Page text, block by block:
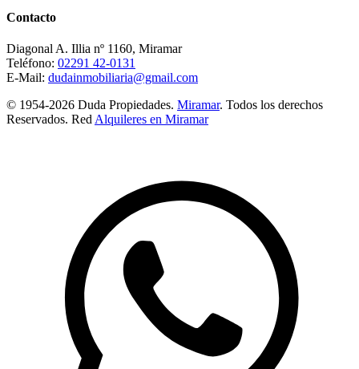
Contacto
Diagonal A. Illia nº 1160, Miramar
Teléfono: 02291 42-0131
E-Mail: dudainmobiliaria@gmail.com
© 1954-2026 Duda Propiedades. Miramar. Todos los derechos
Reservados. Red Alquileres en Miramar